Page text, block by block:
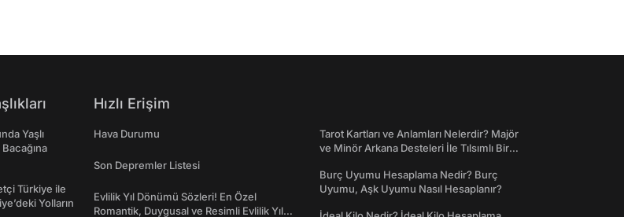
Yaşlı
Bacağına
Türkiye ile
Yolların
Hızlı Erişim
Hava Durumu
Son Depremler Listesi
Evlilik Yıl Dönümü Sözleri! En Özel
Romantik, Duygusal ve Resimli Evlilik Yıl
Tarot Kartları ve Anlamları Nelerdir? Majör
ve Minör Arkana Desteleri İle Tılsımlı Bir
Burç Uyumu Hesaplama Nedir? Burç
Uyumu, Aşk Uyumu Nasıl Hesaplanır?